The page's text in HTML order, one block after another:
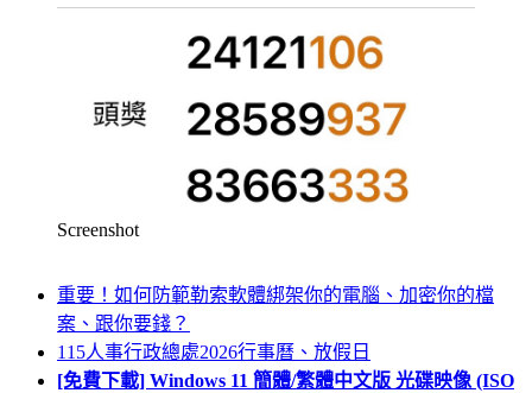
Screenshot
重要！如何防範勒索軟體綁架你的電腦、加密你的檔
案、跟你要錢？
115人事行政總處2026行事曆、放假日
[免費下載] Windows 11 簡體/繁體中文版 光碟映像 (ISO